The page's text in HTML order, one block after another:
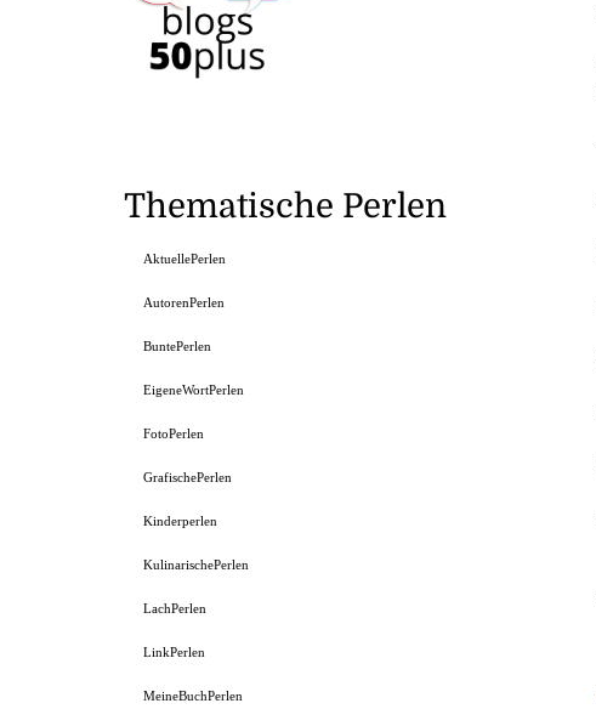
Thematische Perlen
AktuellePerlen
AutorenPerlen
BuntePerlen
EigeneWortPerlen
FotoPerlen
GrafischePerlen
Kinderperlen
KulinarischePerlen
LachPerlen
LinkPerlen
MeineBuchPerlen